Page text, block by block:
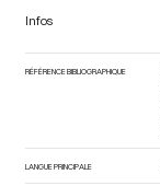
Infos
RÉFÉRENCE BIBLIOGRAPHIQUE
LANGUE PRINCIPALE